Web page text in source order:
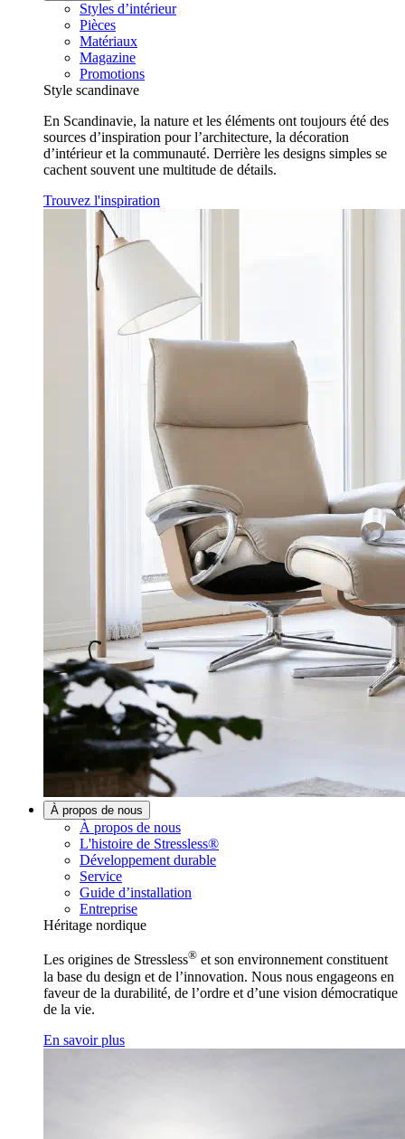
Styles d’intérieur
Pièces
Matériaux
Magazine
Promotions
Style scandinave
En Scandinavie, la nature et les éléments ont toujours été des
sources d’inspiration pour l’architecture, la décoration
d’intérieur et la communauté. Derrière les designs simples se
cachent souvent une multitude de détails.
Trouvez l'inspiration
À propos de nous
À propos de nous
L'histoire de Stressless®
Développement durable
Service
Guide d’installation
Entreprise
Héritage nordique
Les origines de Stressless® et son environnement constituent
la base du design et de l’innovation. Nous nous engageons en
faveur de la durabilité, de l’ordre et d’une vision démocratique
de la vie.
En savoir plus